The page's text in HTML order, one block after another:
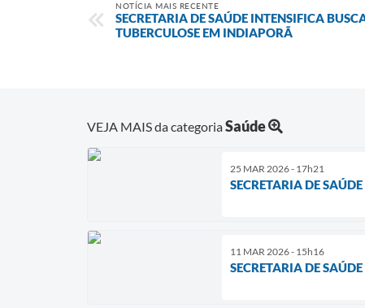
NOTÍCIA MAIS RECENTE
SECRETARIA DE SAÚDE INTENSIFICA
TUBERCULOSE EM INDIAPORÃ
VEJA MAIS da categoriaSaúde
25 MAR 2026 - 17h21
SECRETARIA DE
11 MAR 2026 - 15h16
SECRETARIA DE